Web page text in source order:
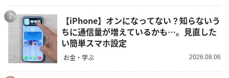
2
【iPhone】オンになってない？知らないう
ちに通信量が増えているかも…。見直した
い簡単スマホ設定
お金・学ぶ 2026.08.06